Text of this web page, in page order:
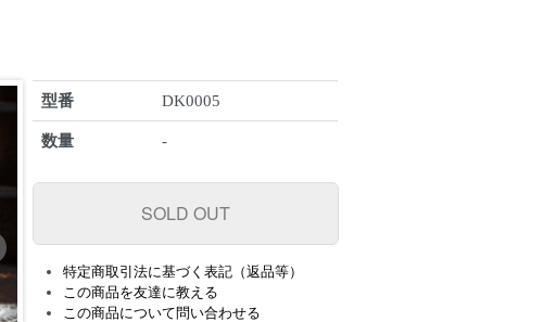
型番 DK0005
数量 -
特定商取引法に基づく表記（返品等）
この商品を友達に教える
この商品について問い合わせる